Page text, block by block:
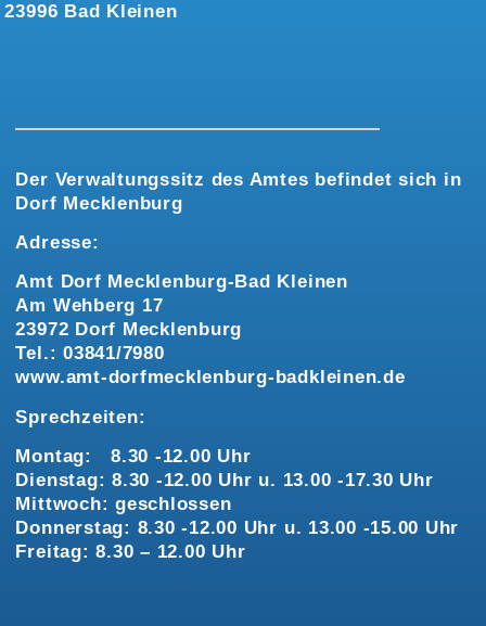
23996 Bad Kleinen
Der Verwaltungssitz des Amtes befindet sich in
Dorf Mecklenburg
Adresse:
Amt Dorf Mecklenburg-Bad Kleinen
Am Wehberg 17
23972 Dorf Mecklenburg
Tel.: 03841/7980
www.amt-dorfmecklenburg-badkleinen.de
Sprechzeiten:
Montag: 8.30 -12.00 Uhr
Dienstag: 8.30 -12.00 Uhr u. 13.00 -17.30 Uhr
Mittwoch: geschlossen
Donnerstag: 8.30 -12.00 Uhr u. 13.00 -15.00 Uhr
Freitag: 8.30 – 12.00 Uhr